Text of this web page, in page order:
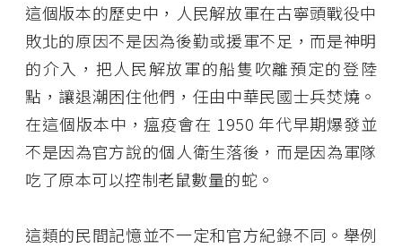
這個版本的歷史中，人民解放軍在古寧頭戰役中
敗北的原因不是因為後勤或援軍不足，而是神明
的介入，把人民解放軍的船隻吹離預定的登陸
點，讓退潮困住他們，任由中華民國士兵焚燒。
在這個版本中，瘟疫會在 1950 年代早期爆發並
不是因為官方說的個人衛生落後，而是因為軍隊
吃了原本可以控制老鼠數量的蛇。
這類的民間記憶並不一定和官方紀錄不同。舉例